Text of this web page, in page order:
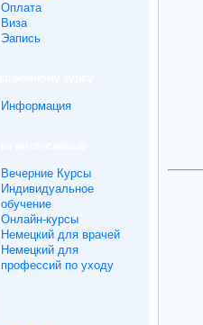
Oплата
Bиза
Эапись
Информация
Вечерние Курсы
Индивидуальное
обучение
Онлайн-курсы
Немецкий для врачей
Немецкий для
профессий по уходу